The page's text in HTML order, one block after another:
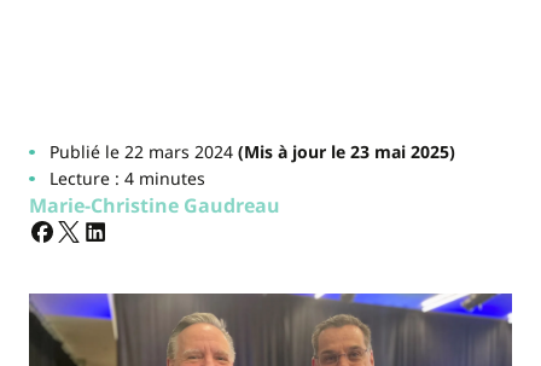
Publié le 22 mars 2024(Mis à jour le 23 mai 2025)
Lecture : 4 minutes
Marie-Christine Gaudreau